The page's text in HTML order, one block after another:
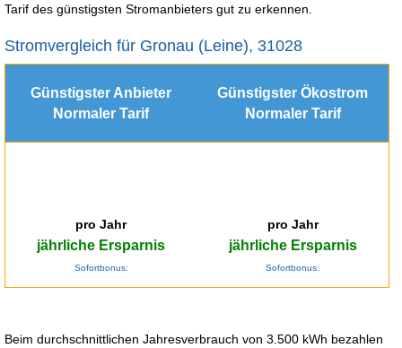
Tarif des günstigsten Stromanbieters gut zu erkennen.
Stromvergleich für Gronau (Leine), 31028
Günstigster Anbieter
Normaler Tarif
Günstigster Ökostrom
Normaler Tarif
pro Jahr
jährliche Ersparnis
Sofortbonus:
pro Jahr
jährliche Ersparnis
Sofortbonus:
Beim durchschnittlichen Jahresverbrauch von 3.500 kWh bezahlen